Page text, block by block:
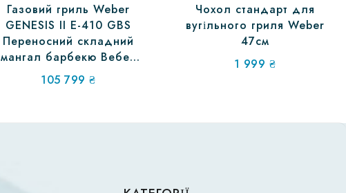
Газовий гриль Weber
GENESIS II E-410 GBS
Переносний складний
мангал барбекю Вебер
гриль
105 799₴
Чохол стандарт для
вугільного гриля Weber
47см
1 999 ₴